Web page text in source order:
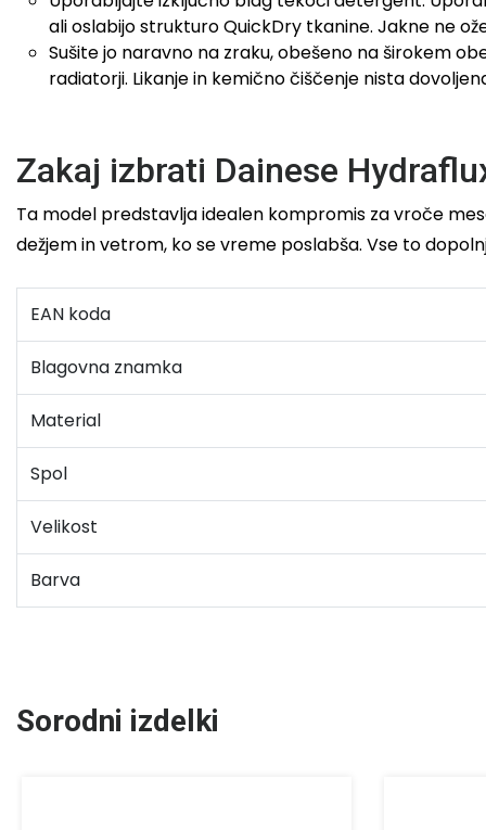
ali oslabijo strukturo QuickDry tkanine. Jakne ne
Sušite jo naravno na zraku, obešeno na širokem
radiatorji. Likanje in kemično čiščenje nista
Zakaj izbrati Dainese
Ta model predstavlja idealen kompromis za vroče
dežjem in vetrom, ko se vreme poslabša. Vse to
EAN koda
Blagovna znamka
Material
Spol
Velikost
Barva
Sorodni izdelki